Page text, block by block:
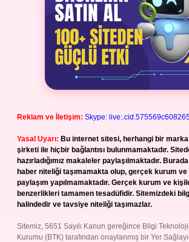
Reklam ve İletişim: Skype:
Yasal Uyarı: Bu internet sitesi, herhangi bir
şirketi ile hiçbir bağlantısı bulunmamaktadır.
hazırladığımız makaleler paylaşılmaktadır.
haber niteliği taşımamakta olup, gerçek kurum
paylaşım yapılmamaktadır. Gerçek kurum ve
benzerlikleri tamamen tesadüfidir. Sitemizdeki
halindedir ve tavsiye niteliği taşımazlar.
Sitemiz, 5651 Sayılı Kanun gereğince Bilgi
Kurumu (BTK) tarafından onaylanmış bir Yer